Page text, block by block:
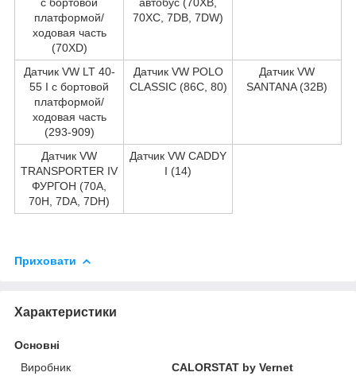
платформой/
ходовая часть
(70XD)
70XC, 7DB, 7DW)
Датчик VW LT 40-
55 I c бортовой
платформой/
ходовая часть
(293-909)
Датчик VW POLO
CLASSIC (86C, 80)
Датчик VW
SANTANA (32B)
Датчик VW
TRANSPORTER IV
ФУРГОН (70A,
70H, 7DA, 7DH)
Датчик VW CADDY
I (14)
Приховати
Характеристики
Основні
Виробник
CALORSTAT by Vernet